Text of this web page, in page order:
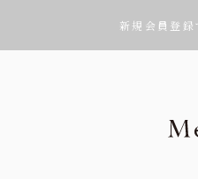
新規会員登